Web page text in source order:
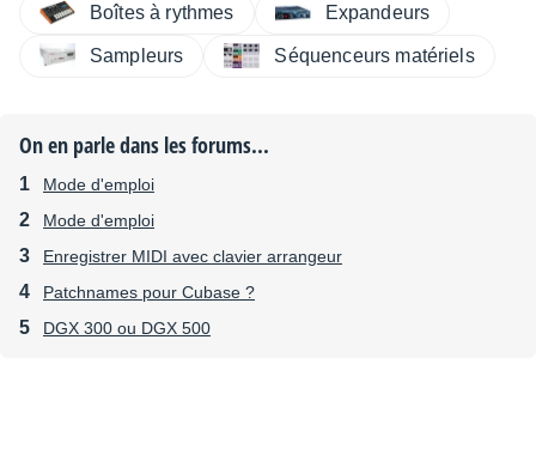
Boîtes à rythmes Expandeurs
Sampleurs Séquenceurs matériels
On en parle dans les forums...
Mode d'emploi
Mode d'emploi
Enregistrer MIDI avec clavier arrangeur
Patchnames pour Cubase ?
DGX 300 ou DGX 500